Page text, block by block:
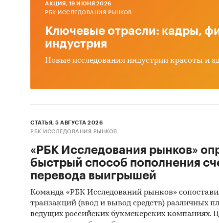
В
- low-
-
MAKITA
LTD,
LTD,
AКЦИЯ, 19 ИЮНЯ 2026
РБК ИССЛЕДОВАНИЯ РЫНКОВ
Ключевые отрасли: кадры,
индустрия
Новые исследования индустрии красоты и
СТАТЬЯ, 5 АВГУСТА 2026
РБК ИССЛЕДОВАНИЯ РЫНКОВ
«РБК Исследования рынков»
быстрый способ пополнения
перевода выигрышей
Команда «РБК Исследований рынков»
транзакций (ввод и вывод средств) различных
ведущих российских букмекерских компаниях.